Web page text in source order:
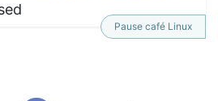
Pause café Linux